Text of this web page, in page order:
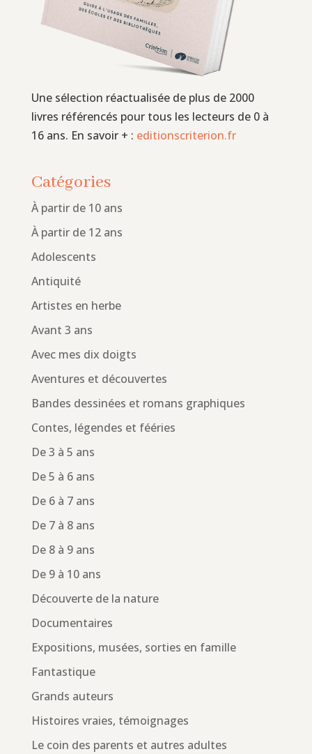
Une sélection réactualisée de plus de 2000
livres référencés pour tous les lecteurs de 0 à
16 ans. En savoir + : editionscriterion.fr
Catégories
À partir de 10 ans
À partir de 12 ans
Adolescents
Antiquité
Artistes en herbe
Avant 3 ans
Avec mes dix doigts
Aventures et découvertes
Bandes dessinées et romans graphiques
Contes, légendes et fééries
De 3 à 5 ans
De 5 à 6 ans
De 6 à 7 ans
De 7 à 8 ans
De 8 à 9 ans
De 9 à 10 ans
Découverte de la nature
Documentaires
Expositions, musées, sorties en famille
Fantastique
Grands auteurs
Histoires vraies, témoignages
Le coin des parents et autres adultes